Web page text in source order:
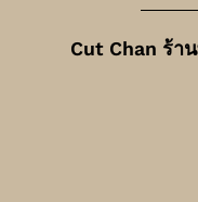
Cut Chan ร้า